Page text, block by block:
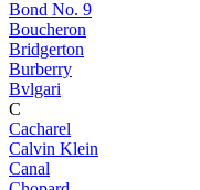
Bond No. 9
Boucheron
Bridgerton
Burberry
Bvlgari
C
Cacharel
Calvin Klein
Canal